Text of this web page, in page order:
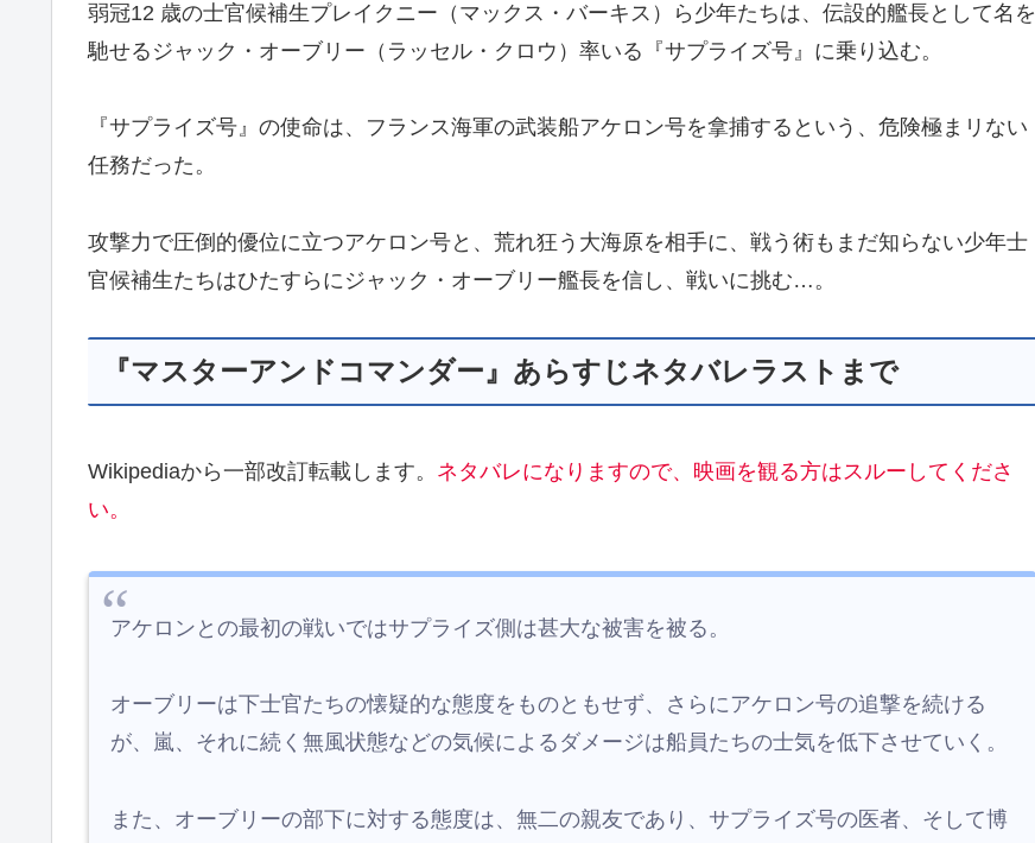
弱冠12 歳の士官候補生プレイクニー（マックス・バーキス）ら少年たちは、伝設的艦長として名を
馳せるジャック・オーブリー（ラッセル・クロウ）率いる『サプライズ号』に乗り込む。
『サプライズ号』の使命は、フランス海軍の武装船アケロン号を拿捕するという、危険極まリない
任務だった。
攻撃力で圧倒的優位に立つアケロン号と、荒れ狂う大海原を相手に、戦う術もまだ知らない少年士
官候補生たちはひたすらにジャック・オーブリー艦長を信し、戦いに挑む…。
『マスターアンドコマンダー』あらすじネタバレラストまで
Wikipediaから一部改訂転載します。 ネタバレになりますので、映画を観る方はスルーしてくださ
い。
アケロンとの最初の戦いではサプライズ側は甚大な被害を被る。
オーブリーは下士官たちの懐疑的な態度をものともせず、さらにアケロン号の追撃を続ける
が、嵐、それに続く無風状態などの気候によるダメージは船員たちの士気を低下させていく。
また、オーブリーの部下に対する態度は、無二の親友であり、サプライズ号の医者、そして博